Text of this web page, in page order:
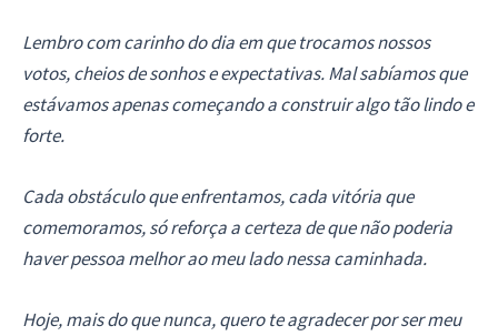
Lembro com carinho do dia em que trocamos nossos
votos, cheios de sonhos e expectativas. Mal sabíamos que
estávamos apenas começando a construir algo tão lindo e
forte.
Cada obstáculo que enfrentamos, cada vitória que
comemoramos, só reforça a certeza de que não poderia
haver pessoa melhor ao meu lado nessa caminhada.
Hoje, mais do que nunca, quero te agradecer por ser meu